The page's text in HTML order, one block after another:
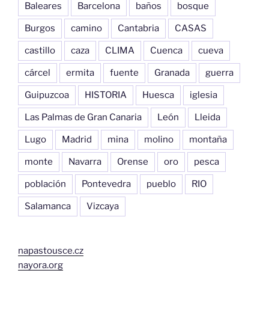
Baleares Barcelona baños bosque
Burgos camino Cantabria CASAS
castillo caza CLIMA Cuenca cueva
cárcel ermita fuente Granada guerra
Guipuzcoa HISTORIA Huesca iglesia
Las Palmas de Gran Canaria León Lleida
Lugo Madrid mina molino montaña
monte Navarra Orense oro pesca
población Pontevedra pueblo RIO
Salamanca Vizcaya
napastousce.cz
nayora.org